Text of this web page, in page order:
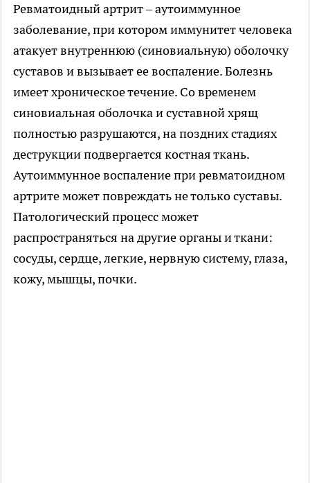
Ревматоидный артрит – аутоиммунное
заболевание, при котором иммунитет человека
атакует внутреннюю (синовиальную) оболочку
суставов и вызывает ее воспаление. Болезнь
имеет хроническое течение. Со временем
синовиальная оболочка и суставной хрящ
полностью разрушаются, на поздних стадиях
деструкции подвергается костная ткань.
Аутоиммунное воспаление при ревматоидном
артрите может повреждать не только суставы.
Патологический процесс может
распространяться на другие органы и ткани:
сосуды, сердце, легкие, нервную систему, глаза,
кожу, мышцы, почки.